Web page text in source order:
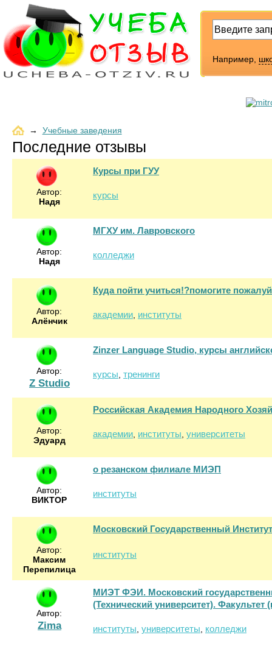
Например,
→ Учебные заведения
Последние отзывы
Автор:
Надя
Курсы при ГУУ
курсы
Автор:
Надя
МГХУ им. Лавровского
колледжи
Автор:
Алёнчик
Куда пойти учиться!?помогите
академии институты
Автор:
Z Studio
Zinzer Language Studio, курсы
курсы тренинги
Автор:
Эдуард
Российская Академия Народного
академии институты университеты
Автор:
ВИКТОР
о резанском филиале МИЭП
институты
Автор:
Максим
Перепилица
Московский Государственный
институты
Автор:
Zima
МИЭТ ФЭИ. Московский
(Технический университет).
институты университеты колледжи